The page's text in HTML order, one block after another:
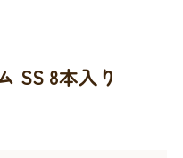
SS 8本入り